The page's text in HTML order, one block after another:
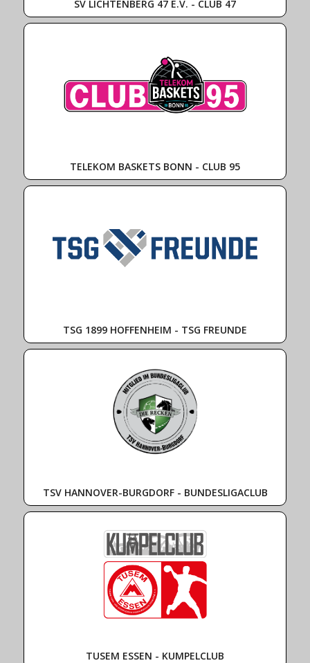
SV LICHTENBERG 47 E.V. - CLUB 47
TELEKOM BASKETS BONN - CLUB 95
TSG 1899 HOFFENHEIM - TSG FREUNDE
TSV HANNOVER-BURGDORF - BUNDESLIGACLUB
TUSEM ESSEN - KUMPELCLUB